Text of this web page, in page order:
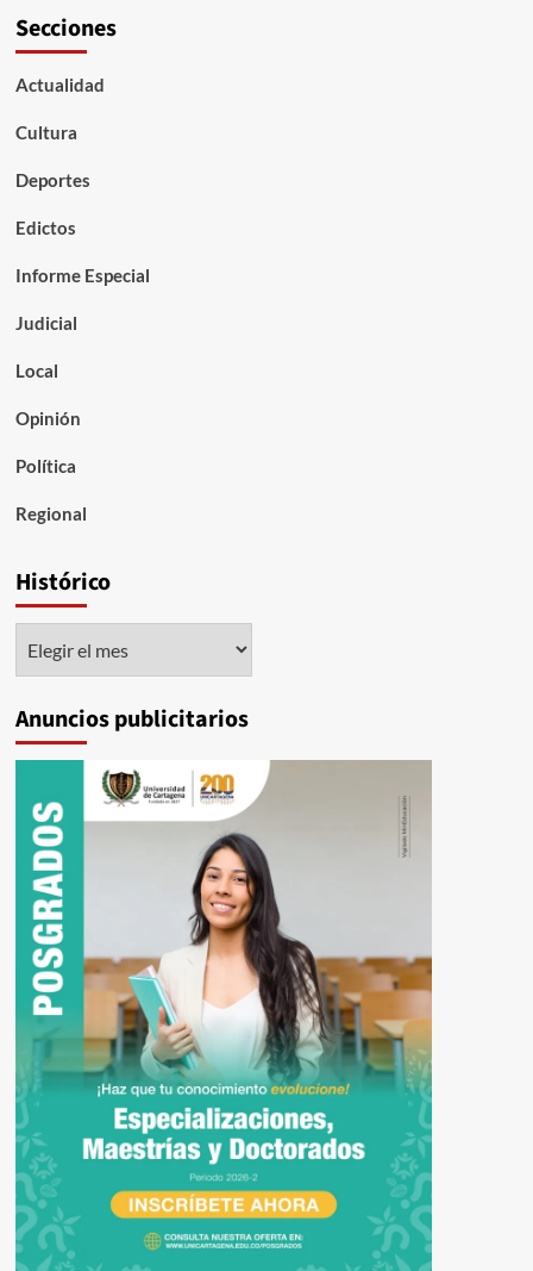
Secciones
Actualidad
Cultura
Deportes
Edictos
Informe Especial
Judicial
Local
Opinión
Política
Regional
Histórico
Anuncios publicitarios